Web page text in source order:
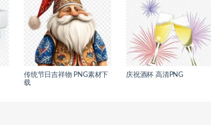
传统节日吉祥物 PNG素材下
载
庆祝酒杯 高清PNG